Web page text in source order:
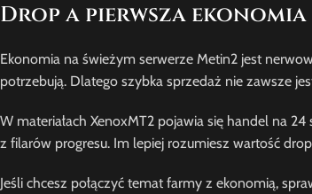
Drop a pierwsza
Ekonomia na świeżym serwerze Metin2 jest
potrzebują. Dlatego szybka sprzedaż nie zawsze
W materiałach XenoxMT2 pojawia się handel na
z filarów progresu. Im lepiej rozumiesz wartość
Jeśli chcesz połączyć temat farmy z ekonomią,